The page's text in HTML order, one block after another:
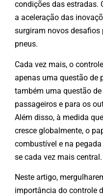
condições das estradas.
a aceleração das
surgiram novos
pneus.
Cada vez mais, o
apenas uma questão de
também uma questão
passageiros e para os
Além disso, à medida
cresce globalmente, o
combustível e na
se cada vez mais central.
Neste artigo,
importância do controle